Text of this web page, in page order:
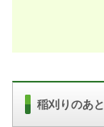
稲刈りのあと